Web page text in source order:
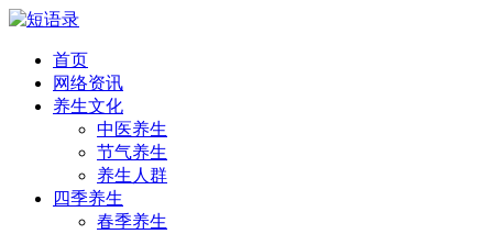
首页
网络资讯
养生文化
中医养生
节气养生
养生人群
四季养生
春季养生